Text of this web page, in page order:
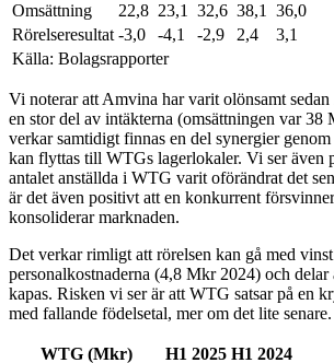
Omsättning
22,8 23,1 32,6 38,1
36,0
Rörelseresultat -3,0 -4,1 -2,9 2,4
3,1
Källa: Bolagsrapporter
Vi noterar att Amvina har varit olönsamt
en stor del av intäkterna (omsättningen var 38
verkar samtidigt finnas en del synergier
kan flyttas till WTGs lagerlokaler. Vi ser även
antalet anställda i WTG varit oförändrat det
är det även positivt att en konkurrent
konsoliderar marknaden.
Det verkar rimligt att rörelsen kan gå med
personalkostnaderna (4,8 Mkr 2024) och delar
kapas. Risken vi ser är att WTG satsar på en
med fallande födelsetal, mer om det lite senare.
WTG (Mkr) H1 2025 H1 2024